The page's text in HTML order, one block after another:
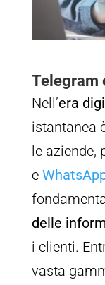
Telegram
Nell’era
istantanea
le aziende,
e
delle
i clienti.
vasta